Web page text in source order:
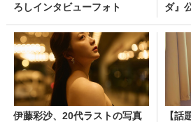
ろしインタビューフォト
ダ』
伊藤彩沙、20代ラストの写真
【話